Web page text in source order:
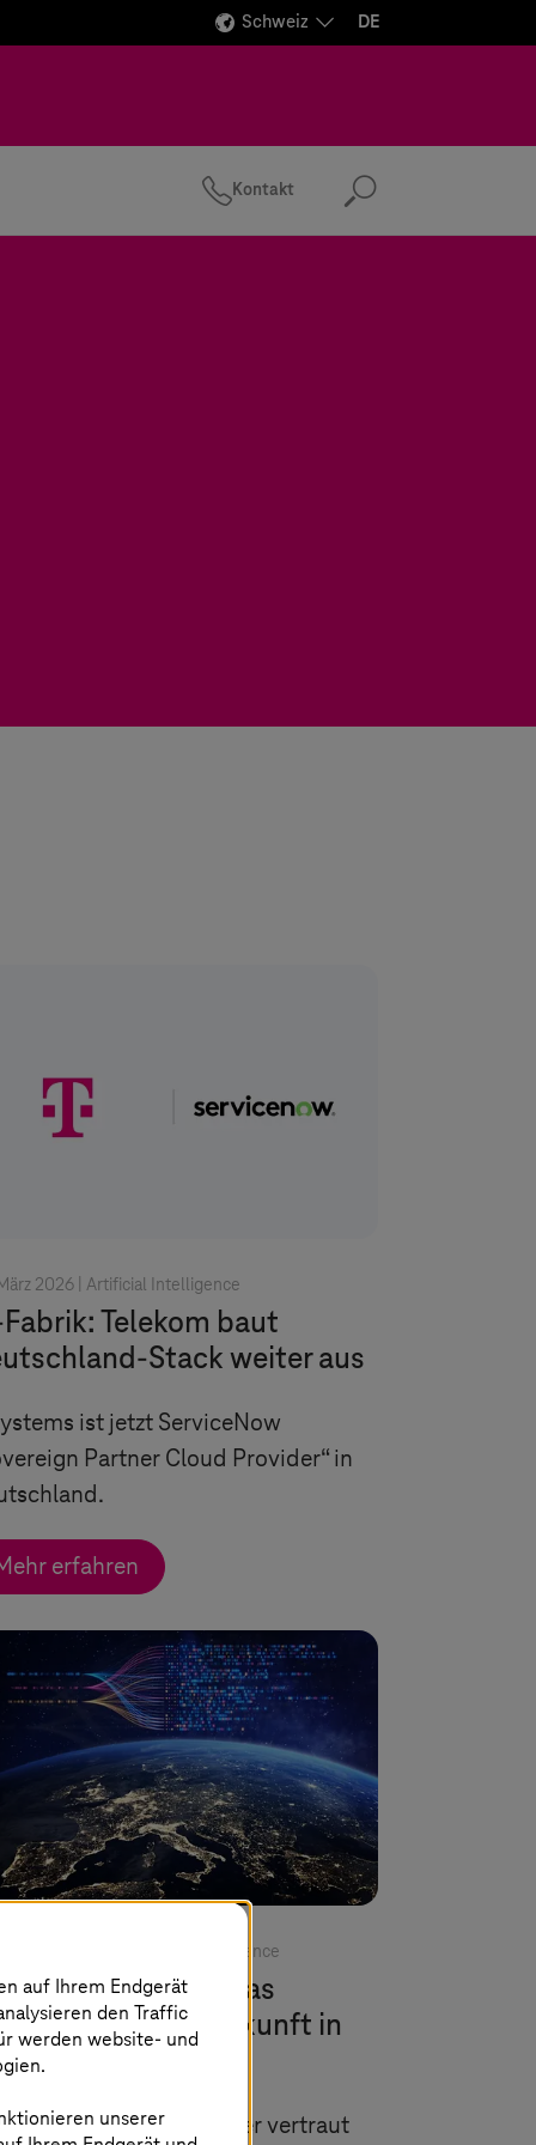
Schweiz DE
Kontakt Suchen
2026 | Artificial Intelligence
Telekom baut
Stack weiter aus
ist jetzt ServiceNow
Partner Cloud Provider“ in
erfahren
Artificial Intelligence
trainiert das
der Zukunft in
KI-Fabrik
Universität Hannover vertraut
auf Ihrem Endgerät
den Traffic
werden website- und
unserer